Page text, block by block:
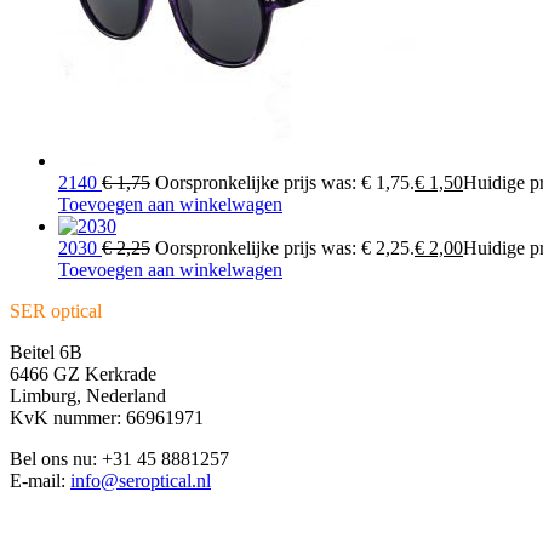
2140 €1,75 Oorspronkelijke prijs was: € 1,75.€ 1,50Huidige
Toevoegen aan winkelwagen
2030 €2,25 Oorspronkelijke prijs was: € 2,25.€ 2,00Huidige
Toevoegen aan winkelwagen
SER optical
Beitel 6B
6466 GZ Kerkrade
Limburg, Nederland
KvK nummer: 66961971
Bel ons nu: +31 45 8881257
E-mail: info@seroptical.nl